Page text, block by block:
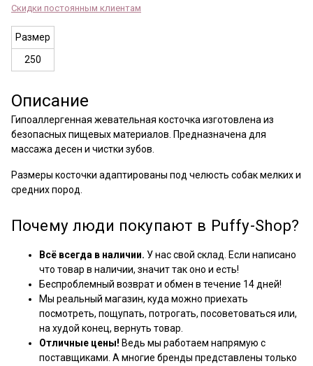
Скидки постоянным клиентам
Размер
250
Описание
Гипоаллергенная жевательная косточка изготовлена из
безопасных пищевых материалов. Предназначена для
массажа десен и чистки зубов.
Размеры косточки адаптированы под челюсть собак мелких и
средних пород.
Почему люди покупают в Puffy-Shop?
Всё всегда в наличии. У нас свой склад. Если написано
что товар в наличии, значит так оно и есть!
Беспроблемный возврат и обмен в течение 14 дней!
Мы реальный магазин, куда можно приехать
посмотреть, пощупать, потрогать, посоветоваться или,
на худой конец, вернуть товар.
Отличные цены! Ведь мы работаем напрямую с
поставщиками. А многие бренды представлены только